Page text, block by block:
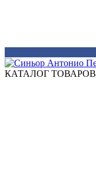
КАТАЛОГ ТОВАРОВ